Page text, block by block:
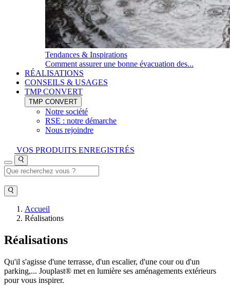
Tendances & Inspirations
Comment assurer une bonne évacuation des...
RÉALISATIONS
CONSEILS & USAGES
TMP CONVERT
TMP CONVERT
Notre société
RSE : notre démarche
Nous rejoindre
VOS PRODUITS ENREGISTRÉS
Accueil
Réalisations
Réalisations
Qu'il s'agisse d'une terrasse, d'un escalier, d'une cour ou d'un
parking,... Jouplast® met en lumière ses aménagements extérieurs
pour vous inspirer.